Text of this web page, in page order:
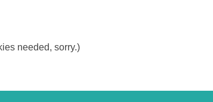
needed, sorry.)